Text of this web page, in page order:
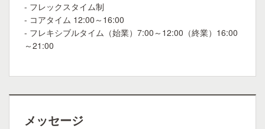
- フレックスタイム制
- コアタイム 12:00～16:00
- フレキシブルタイム（始業）7:00～12:00（終業）16:00
～21:00
メッセージ